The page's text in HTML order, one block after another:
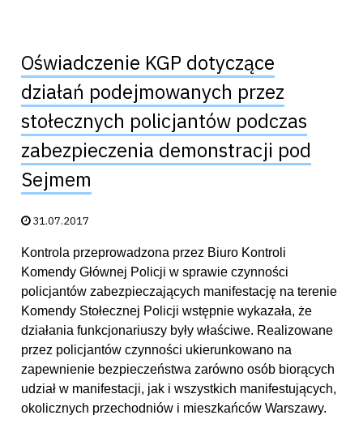
Oświadczenie KGP dotyczące
działań podejmowanych przez
stołecznych policjantów podczas
zabezpieczenia demonstracji pod
Sejmem
Data publikacji:
31.07.2017
Kontrola przeprowadzona przez Biuro Kontroli
Komendy Głównej Policji w sprawie czynności
policjantów zabezpieczających manifestację na terenie
Komendy Stołecznej Policji wstępnie wykazała, że
działania funkcjonariuszy były właściwe. Realizowane
przez policjantów czynności ukierunkowano na
zapewnienie bezpieczeństwa zarówno osób biorących
udział w manifestacji, jak i wszystkich manifestujących,
okolicznych przechodniów i mieszkańców Warszawy.